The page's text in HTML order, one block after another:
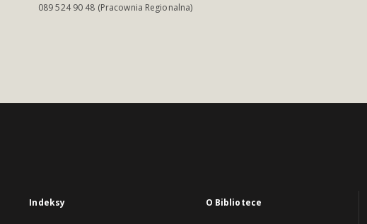
089 524 90 48 (Pracownia Regionalna)
Indeksy O Bibliotece